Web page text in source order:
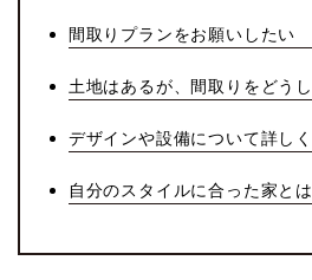
間取りプランをお願いしたい
土地はあるが、間取りをどう
デザインや設備について詳し
自分のスタイルに合った家と